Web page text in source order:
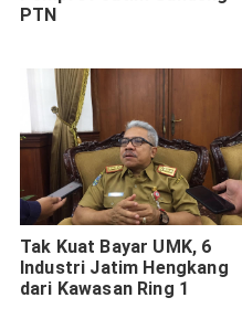
PTN
Tak Kuat Bayar UMK, 6
Industri Jatim Hengkang
dari Kawasan Ring 1